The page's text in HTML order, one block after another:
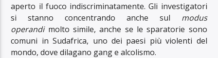
aperto il fuoco indiscriminatamente. Gli investigatori
si stanno concentrando anche sul modus
operandimolto simile, anche se le sparatorie sono
comuni in Sudafrica, uno dei paesi più violenti del
mondo, dove dilagano gang e alcolismo.